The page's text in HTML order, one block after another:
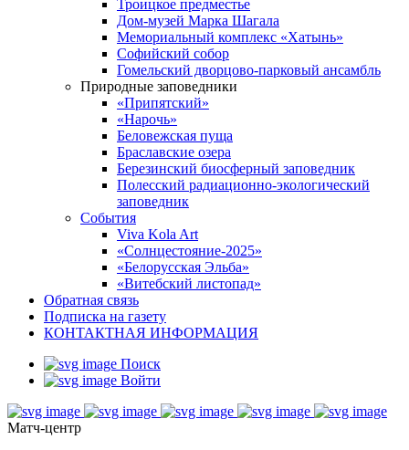
Троицкое предместье
Дом-музей Марка Шагала
Мемориальный комплекс «Хатынь»
Софийский собор
Гомельский дворцово-парковый ансамбль
Природные заповедники
«Припятский»
«Нарочь»
Беловежская пуща
Браславские озера
Березинский биосферный заповедник
Полесский радиационно-экологический
заповедник
События
Viva Kola Art
«Солнцестояние-2025»
«Белорусская Эльба»
«Витебский листопад»
Обратная связь
Подписка на газету
КОНТАКТНАЯ ИНФОРМАЦИЯ
Поиск
Войти
Матч-центр